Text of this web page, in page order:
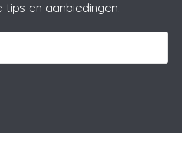
en aanbiedingen.